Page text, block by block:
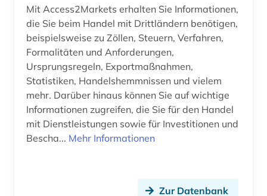
bildungspolitik (1)
biografin (1)
biographie (1)
biologie (2)
bodennutzung (1)
Mit Access2Markets erhalten Sie Informationen,
die Sie beim Handel mit Drittländern benötigen,
beispielsweise zu Zöllen, Steuern, Verfahren,
Formalitäten und Anforderungen,
Ursprungsregeln, Exportmaßnahmen,
Statistiken, Handelshemmnissen und vielem
mehr. Darüber hinaus können Sie auf wichtige
Informationen zugreifen, die Sie für den Handel
mit Dienstleistungen sowie für Investitionen und
Bescha... Mehr Informationen
Zur Datenbank